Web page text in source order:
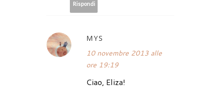
Rispondi
MYS
10 novembre 2013 alle
ore 19:19
Ciao, Eliza!